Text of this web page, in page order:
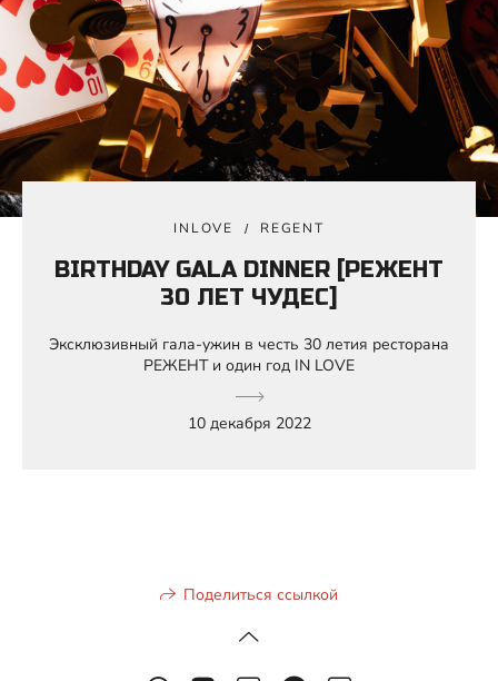
INLOVE REGENT
BIRTHDAY GALA DINNER [РЕЖЕНТ
30 ЛЕТ ЧУДЕС]
Эксклюзивный гала-ужин в честь 30 летия ресторана
РЕЖЕНТ и один год IN LOVE
10 декабря 2022
Поделиться ссылкой